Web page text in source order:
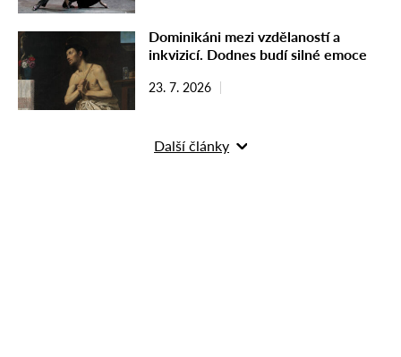
Dominikáni mezi vzdělaností a
inkvizicí. Dodnes budí silné emoce
23. 7. 2026
Další články